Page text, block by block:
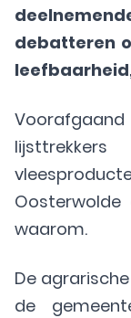
debatteren
waarom.
De
de